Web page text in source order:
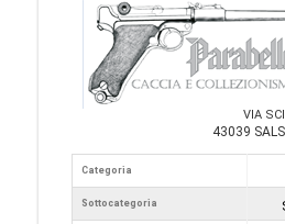
VIA
43039
Categoria
Sottocategoria